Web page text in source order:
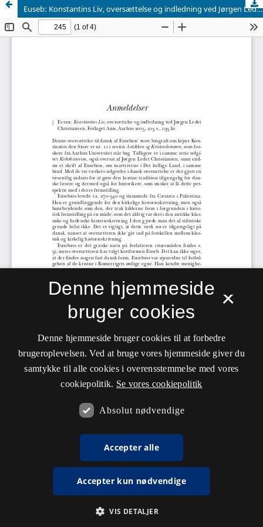
Euseb: Konstantins Liv, oversættelse og indledning ved Jørgen Ledet Christiansen. (Antikken og kristendommen nr. 11). Forlaget Anis, Aarhus 2015.
×
Denne hjemmeside
bruger cookies
Denne hjemmeside bruger cookies til at forbedre
brugeroplevelsen. Ved at bruge vores hjemmeside giver du
samtykke til alle cookies i overensstemmelse med vores
cookiepolitik. Se vores cookiepolitik
Absolut nødvendige
Accepter alle
Accepter kun nødvendige
VIS DETALJER